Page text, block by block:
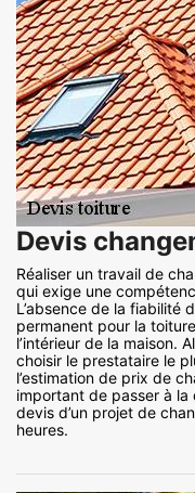
Devis
Réaliser un travail de
qui exige une
L’absence de la fiabilité
permanent pour la
l’intérieur de la maison.
choisir le prestataire le
l’estimation de prix de
important de passer à la
devis d’un projet de
heures.